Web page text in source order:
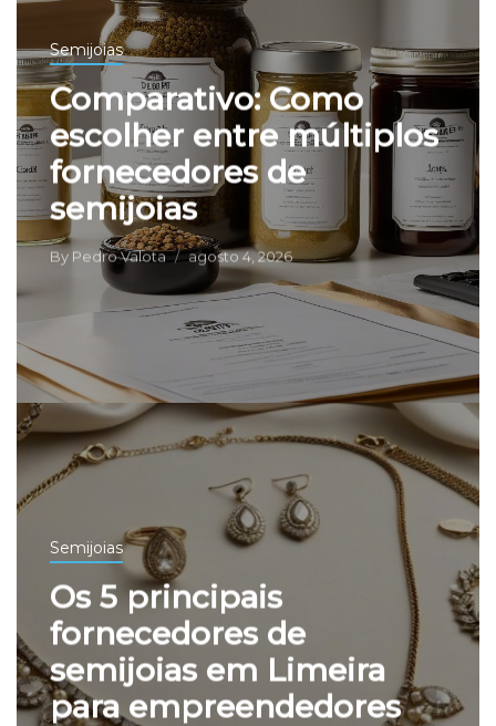
Semijoias
Comparativo: Como
escolher entre múltiplos
fornecedores de
semijoias
By Pedro Valota agosto 4, 2026
Semijoias
Os 5 principais
fornecedores de
semijoias em Limeira
para empreendedores